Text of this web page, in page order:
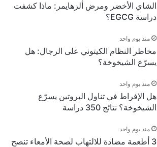
الشاي الأخضر ومرض ألزهايمر: ماذا كشفت
دراسة EGCG؟
منذ يوم واحد
مخاطر النظام الكيتوني على الرجال: هل
يسرّع الشيخوخة؟
منذ يوم واحد
هل الإفراط في تناول البروتين يسرّع
الشيخوخة؟ نتائج 350 دراسة
منذ يوم واحد
3 أطعمة مضادة للالتهاب لصحة الأمعاء تنصح